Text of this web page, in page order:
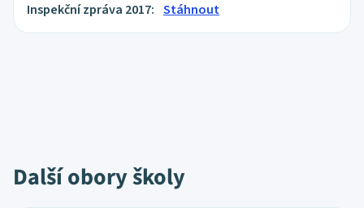
Inspekční zpráva 2017: Stáhnout
Další obory školy